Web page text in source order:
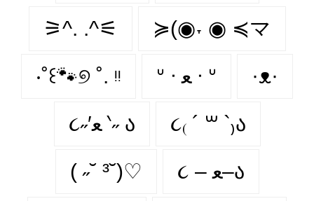
⚞^. .^⚟ ≽(◉˕ ◉ ≼マ
‧˚꒰🐾୭ ˚. ᵎᵎ ᐡ ᐧ ﻌ ᐧ ᐡ ·ᴥ·
૮˶′ﻌ ‵˶ ა ૮₍ ´ ꒳ `₎ა
( ˶˘ ³˘)♡ ૮ – ﻌ–ა